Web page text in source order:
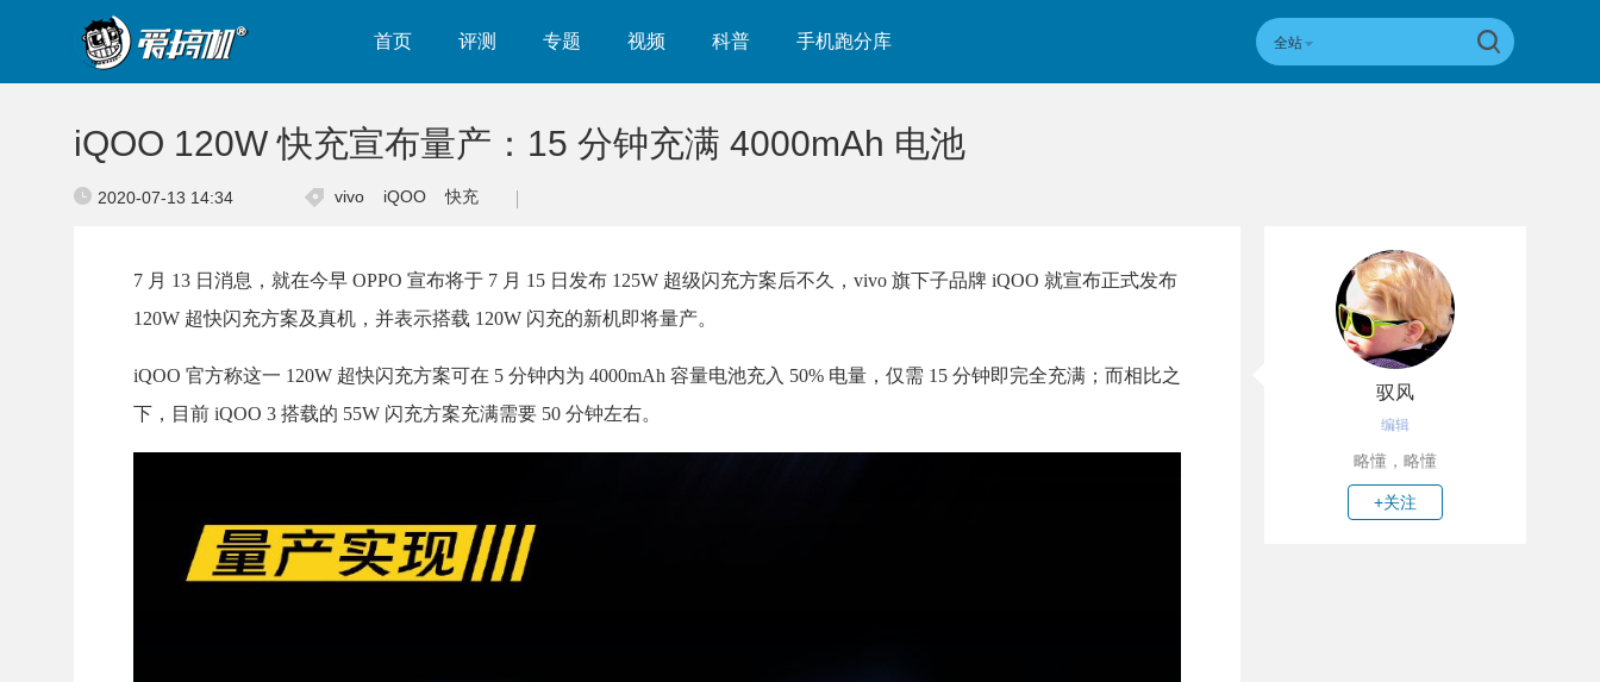
首页 评测 专题 视频 科普 手机跑分库 全站
iQOO 120W 快充宣布量产：15 分钟充满 4000mAh 电池
2020-07-13 14:34 vivo iQOO 快充
7 月 13 日消息，就在今早 OPPO 宣布将于 7 月 15 日发布 125W 超级闪充方案后不久，vivo 旗下子品牌 iQOO 就宣布正式发布
120W 超快闪充方案及真机，并表示搭载 120W 闪充的新机即将量产。
iQOO 官方称这一 120W 超快闪充方案可在 5 分钟内为 4000mAh 容量电池充入 50% 电量，仅需 15 分钟即完全充满；而相比之
下，目前 iQOO 3 搭载的 55W 闪充方案充满需要 50 分钟左右。
驭风
编辑
略懂，略懂
+关注